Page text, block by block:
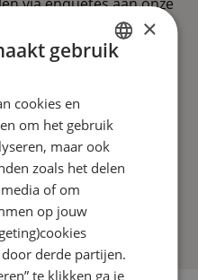
waar je aan toe
informatie die op onze
actueel te houden.
en kom je met de
gewenste oplossing
Euronature is
dat biedt zekerheid!
lid van de
(NFN).
FRENCH
GERMAN
SPANISH
×
gebruik
cookies en
om het gebruik
maar ook
zoals het delen
of om
op jouw
derde partijen.
te klikken ga je